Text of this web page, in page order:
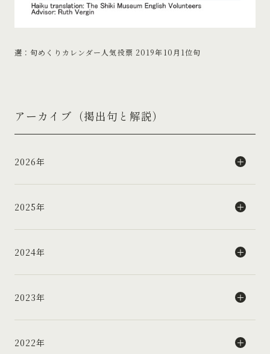
選：句めくりカレンダー人気投票 2019年10月1位句
アーカイブ（掲出句と解説）
2026年
2025年
2024年
2023年
2022年